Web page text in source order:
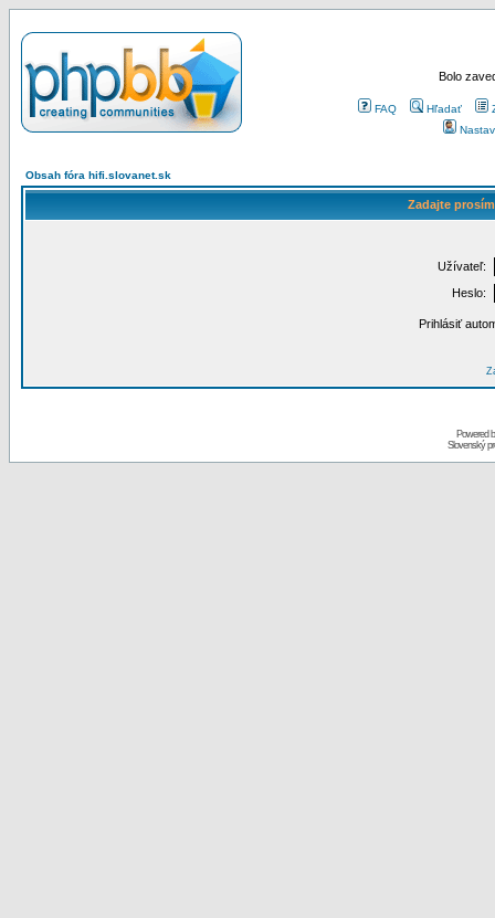
Bolo
FAQ Hľadať
Obsah fóra hifi.slovanet.sk
Zadajte
Užívateľ:
Heslo:
Prihlásiť
Powered
Slovenský